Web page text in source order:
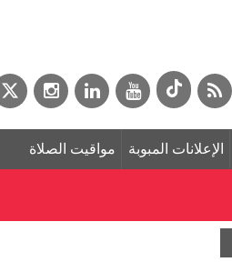
الإعلانات المبوبة مواقيت الصلاة